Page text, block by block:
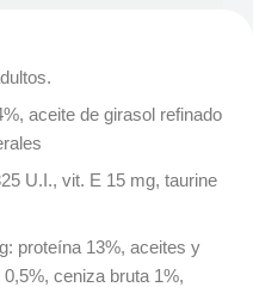
aceite de girasol refinado
U.I., vit. E 15 mg, taurine
proteína 13%, aceites y
ceniza bruta 1%,